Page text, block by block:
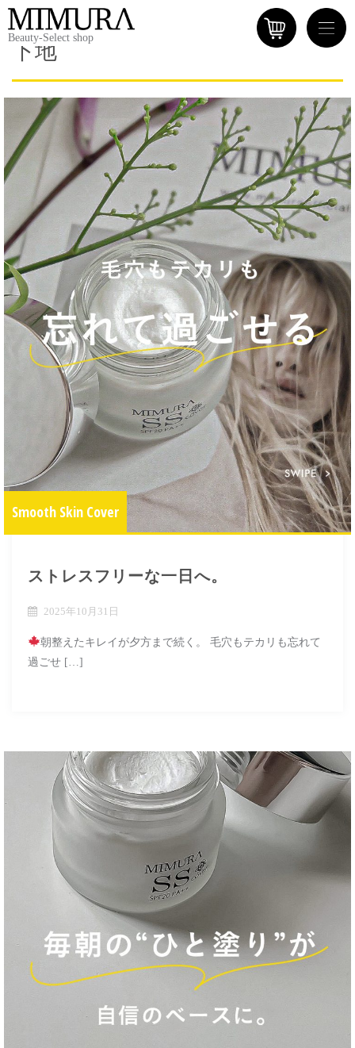
Beauty-Select shop
下地
Smooth Skin Cover
ストレスフリーな一日へ。
2025年10月31日
朝整えたキレイが夕方まで続く。 毛穴もテカリも忘れて
過ごせ […]